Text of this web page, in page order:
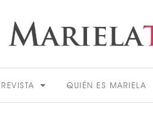
REVISTA QUIÉN ES MARIELA